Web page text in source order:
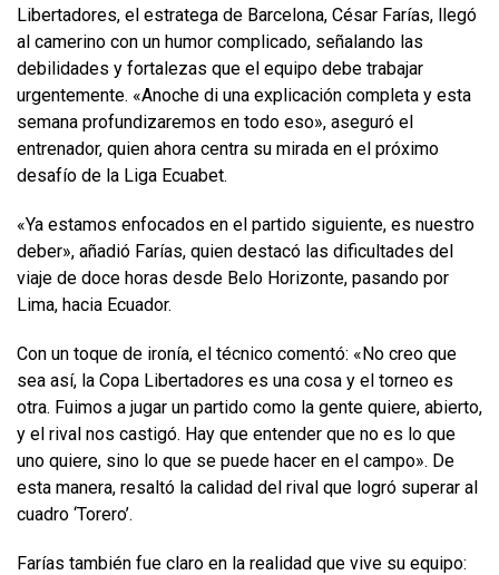
Libertadores, el estratega de Barcelona, César Farías, llegó
al camerino con un humor complicado, señalando las
debilidades y fortalezas que el equipo debe trabajar
urgentemente. «Anoche di una explicación completa y esta
semana profundizaremos en todo eso», aseguró el
entrenador, quien ahora centra su mirada en el próximo
desafío de la Liga Ecuabet.
«Ya estamos enfocados en el partido siguiente, es nuestro
deber», añadió Farías, quien destacó las dificultades del
viaje de doce horas desde Belo Horizonte, pasando por
Lima, hacia Ecuador.
Con un toque de ironía, el técnico comentó: «No creo que
sea así, la Copa Libertadores es una cosa y el torneo es
otra. Fuimos a jugar un partido como la gente quiere, abierto,
y el rival nos castigó. Hay que entender que no es lo que
uno quiere, sino lo que se puede hacer en el campo». De
esta manera, resaltó la calidad del rival que logró superar al
cuadro ‘Torero’.
Farías también fue claro en la realidad que vive su equipo: